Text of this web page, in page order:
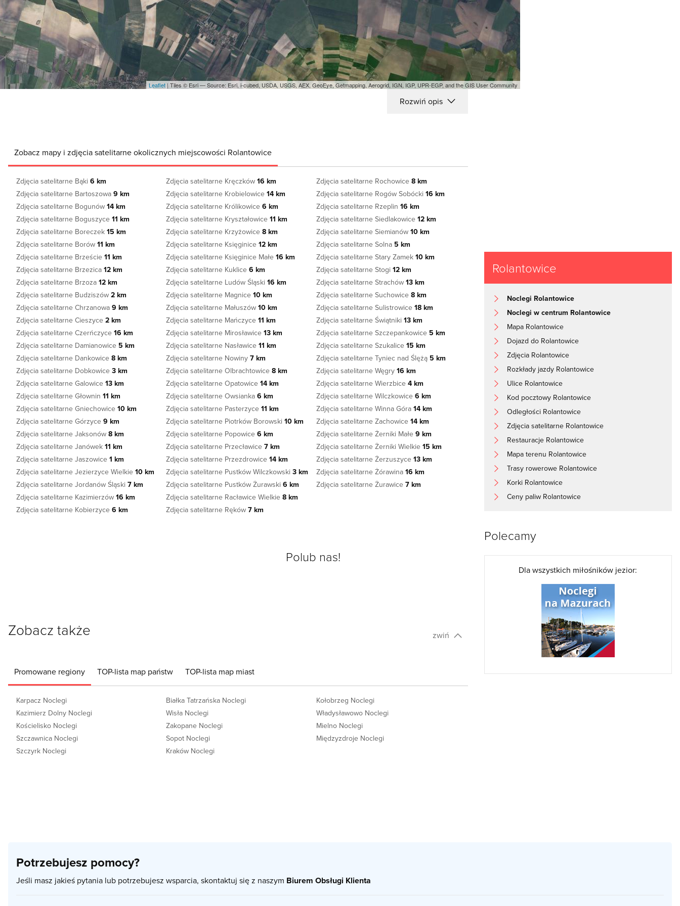
Leaflet | Tiles © Esri — Source: Esri, i-cubed, USDA, USGS, AEX, GeoEye, Getmapping, Aerogrid, IGN, IGP, UPR-EGP, and the GIS User Community
Rozwiń opis
Zobacz mapy i zdjęcia satelitarne okolicznych miejscowości Rolantowice
Zdjęcia satelitarne Bąki 6 km
Zdjęcia satelitarne Bartoszowa 9 km
Zdjęcia satelitarne Bogunów 14 km
Zdjęcia satelitarne Boguszyce 11 km
Zdjęcia satelitarne Boreczek 15 km
Zdjęcia satelitarne Borów 11 km
Zdjęcia satelitarne Brzeście 11 km
Zdjęcia satelitarne Brzezica 12 km
Zdjęcia satelitarne Brzoza 12 km
Zdjęcia satelitarne Budziszów 2 km
Zdjęcia satelitarne Chrzanowa 9 km
Zdjęcia satelitarne Cieszyce 2 km
Zdjęcia satelitarne Czerńczyce 16 km
Zdjęcia satelitarne Damianowice 5 km
Zdjęcia satelitarne Dankowice 8 km
Zdjęcia satelitarne Dobkowice 3 km
Zdjęcia satelitarne Galowice 13 km
Zdjęcia satelitarne Głownin 11 km
Zdjęcia satelitarne Gniechowice 10 km
Zdjęcia satelitarne Górzyce 9 km
Zdjęcia satelitarne Jaksonów 8 km
Zdjęcia satelitarne Janówek 11 km
Zdjęcia satelitarne Jaszowice 1 km
Zdjęcia satelitarne Jezierzyce Wielkie 10 km
Zdjęcia satelitarne Jordanów Śląski 7 km
Zdjęcia satelitarne Kazimierzów 16 km
Zdjęcia satelitarne Kobierzyce 6 km
Zdjęcia satelitarne Kręczków16 km
Zdjęcia satelitarne Krobielowice14 km
Zdjęcia satelitarne Królikowice6 km
Zdjęcia satelitarne Kryształowice11 km
Zdjęcia satelitarne Krzyżowice8 km
Zdjęcia satelitarne Księginice12 km
Zdjęcia satelitarne Księginice Małe16 km
Zdjęcia satelitarne Kuklice6 km
Zdjęcia satelitarne Ludów Śląski16 km
Zdjęcia satelitarne Magnice10 km
Zdjęcia satelitarne Małuszów10 km
Zdjęcia satelitarne Mańczyce11 km
Zdjęcia satelitarne Mirosławice13 km
Zdjęcia satelitarne Nasławice11 km
Zdjęcia satelitarne Nowiny7 km
Zdjęcia satelitarne Olbrachtowice8 km
Zdjęcia satelitarne Opatowice14 km
Zdjęcia satelitarne Owsianka6 km
Zdjęcia satelitarne Pasterzyce11 km
Zdjęcia satelitarne Piotrków Borowski10 km
Zdjęcia satelitarne Popowice6 km
Zdjęcia satelitarne Przecławice7 km
Zdjęcia satelitarne Przezdrowice14 km
Zdjęcia satelitarne Pustków Wilczkowski3 km
Zdjęcia satelitarne Pustków Żurawski6 km
Zdjęcia satelitarne Racławice Wielkie8 km
Zdjęcia satelitarne Ręków7 km
Zdjęcia satelitarne Rochowice 8 km
Zdjęcia satelitarne Rogów Sobócki 16 km
Zdjęcia satelitarne Rzeplin 16 km
Zdjęcia satelitarne Siedlakowice 12 km
Zdjęcia satelitarne Siemianów 10 km
Zdjęcia satelitarne Solna 5 km
Zdjęcia satelitarne Stary Zamek 10 km
Zdjęcia satelitarne Stogi 12 km
Zdjęcia satelitarne Strachów 13 km
Zdjęcia satelitarne Suchowice 8 km
Zdjęcia satelitarne Sulistrowice 18 km
Zdjęcia satelitarne Świątniki 13 km
Zdjęcia satelitarne Szczepankowice 5 km
Zdjęcia satelitarne Szukalice 15 km
Zdjęcia satelitarne Tyniec nad Ślężą 5 km
Zdjęcia satelitarne Węgry 16 km
Zdjęcia satelitarne Wierzbice 4 km
Zdjęcia satelitarne Wilczkowice 6 km
Zdjęcia satelitarne Winna Góra 14 km
Zdjęcia satelitarne Zachowice 14 km
Zdjęcia satelitarne Żerniki Małe 9 km
Zdjęcia satelitarne Żerniki Wielkie 15 km
Zdjęcia satelitarne Żerzuszyce 13 km
Zdjęcia satelitarne Żórawina 16 km
Zdjęcia satelitarne Żurawice 7 km
Polub nas!
Zobacz także zwiń
Promowane regiony TOP-lista map państw TOP-lista map miast
Karpacz Noclegi
Kazimierz Dolny Noclegi
Kościelisko Noclegi
Szczawnica Noclegi
Szczyrk Noclegi
Białka Tatrzańska Noclegi
Wisła Noclegi
Zakopane Noclegi
Sopot Noclegi
Kraków Noclegi
Kołobrzeg Noclegi
Władysławowo Noclegi
Mielno Noclegi
Międzyzdroje Noclegi
Rolantowice
Noclegi Rolantowice
Noclegi w centrum Rolantowice
Mapa Rolantowice
Dojazd do Rolantowice
Zdjęcia Rolantowice
Rozkłady jazdy Rolantowice
Ulice Rolantowice
Kod pocztowy Rolantowice
Odległości Rolantowice
Zdjęcia satelitarne Rolantowice
Restauracje Rolantowice
Mapa terenu Rolantowice
Trasy rowerowe Rolantowice
Korki Rolantowice
Ceny paliw Rolantowice
Polecamy
Dla wszystkich miłośników jezior:
Potrzebujesz pomocy?
Jeśli masz jakieś pytania lub potrzebujesz wsparcia, skontaktuj się z naszym Biurem Obsługi Klienta